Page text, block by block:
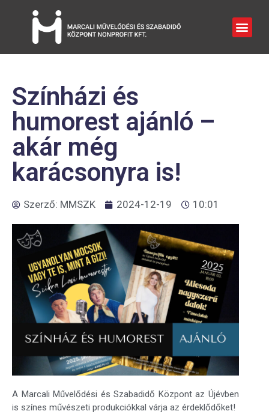
Színházi és
humorest ajánló –
akár még
karácsonyra is!
Szerző: MMSZK 2024-12-19 10:01
A Marcali Művelődési és Szabadidő Központ az Újévben
is színes művészeti produkciókkal várja az érdeklődőket!